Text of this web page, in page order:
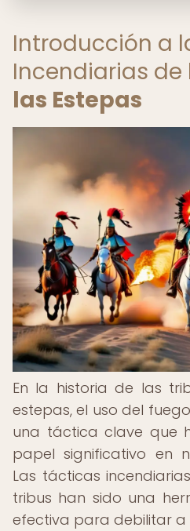
Introducción a
Incendiarias de
las Estepas
En la historia de las
estepas, el uso del
una táctica clave que
papel significativo en
Las tácticas
tribus han sido una
efectiva para debilitar a